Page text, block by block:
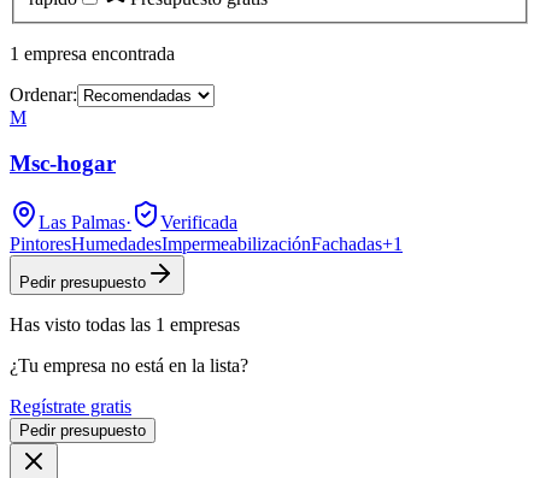
1 empresa encontrada
Ordenar:
M
Msc-hogar
Las Palmas·
Verificada
PintoresHumedadesImpermeabilizaciónFachadas+1
Pedir presupuesto
Has visto todas las 1 empresas
¿Tu empresa no está en la lista?
Regístrate gratis
Pedir presupuesto